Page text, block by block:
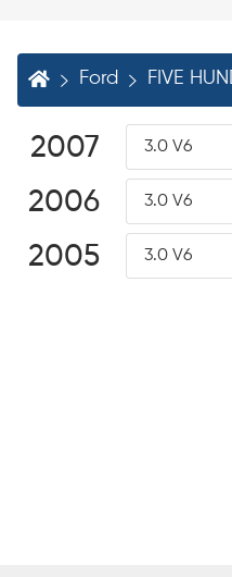
Ford FIVE
2007 3.0 V6
2006 3.0 V6
2005 3.0 V6